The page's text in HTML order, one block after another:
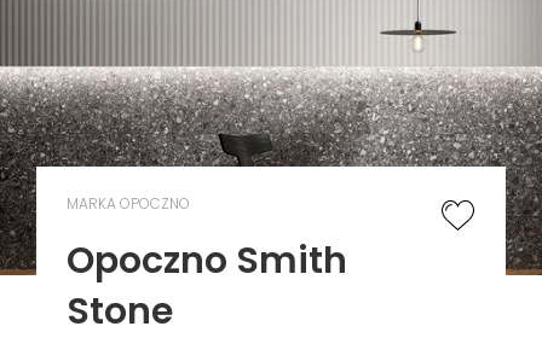
MARKA OPOCZNO
Opoczno Smith
Stone